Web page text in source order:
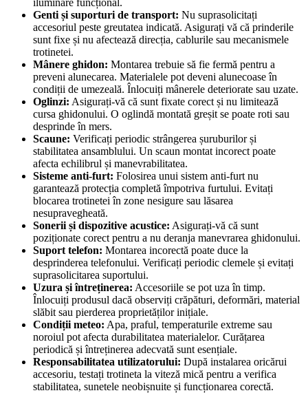
Genti și suporturi de transport: Nu suprasolicitați
accesoriul peste greutatea indicată. Asigurați vă că prinderile
sunt fixe și nu afectează direcția, cablurile sau mecanismele
trotinetei.
Mânere ghidon: Montarea trebuie să fie fermă pentru a
preveni alunecarea. Materialele pot deveni alunecoase în
condiții de umezeală. Înlocuiți mânerele deteriorate sau uzate.
Oglinzi: Asigurați-vă că sunt fixate corect și nu limitează
cursa ghidonului. O oglindă montată greșit se poate roti sau
desprinde în mers.
Scaune: Verificați periodic strângerea șuruburilor și
stabilitatea ansamblului. Un scaun montat incorect poate
afecta echilibrul și manevrabilitatea.
Sisteme anti-furt: Folosirea unui sistem anti-furt nu
garantează protecția completă împotriva furtului. Evitați
blocarea trotinetei în zone nesigure sau lăsarea
nesupravegheată.
Sonerii și dispozitive acustice: Asigurați-vă că sunt
poziționate corect pentru a nu deranja manevrarea ghidonului.
Suport telefon: Montarea incorectă poate duce la
desprinderea telefonului. Verificați periodic clemele și evitați
suprasolicitarea suportului.
Uzura și întreținerea: Accesoriile se pot uza în timp.
Înlocuiți produsul dacă observiți crăpături, deformări, material
slăbit sau pierderea proprietăților inițiale.
Condiții meteo: Apa, praful, temperaturile extreme sau
noroiul pot afecta durabilitatea materialelor. Curățarea
periodică și întreținerea adecvată sunt esențiale.
Responsabilitatea utilizatorului: După instalarea oricărui
accesoriu, testați trotineta la viteză mică pentru a verifica
stabilitatea, sunetele neobișnuite și funcționarea corectă.